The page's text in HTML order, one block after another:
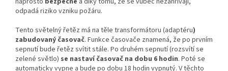
odpadá riziko vzniku požáru.
Tento světelný řetěz má na těle transformátoru (adaptéru)
zabudovaný časovač. Funkce časovače znamená, že po prvním
sepnutí bude řetěz svítit stále. Po druhém sepnutí (rozsvítí se
zelené světlo) se nastaví časovač na dobu 6 hodin. Poté se
automaticky vypne a bude po dobu 18 hodin vypnutý. V těchto